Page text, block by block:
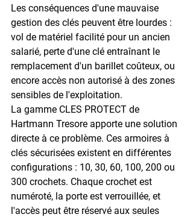
Les conséquences d'une mauvaise
gestion des clés peuvent être lourdes :
vol de matériel facilité pour un ancien
salarié, perte d'une clé entraînant le
remplacement d'un barillet coûteux, ou
encore accès non autorisé à des zones
sensibles de l'exploitation.
La gamme CLES PROTECT de
Hartmann Tresore apporte une solution
directe à ce problème. Ces armoires à
clés sécurisées existent en différentes
configurations : 10, 30, 60, 100, 200 ou
300 crochets. Chaque crochet est
numéroté, la porte est verrouillée, et
l'accès peut être réservé aux seules